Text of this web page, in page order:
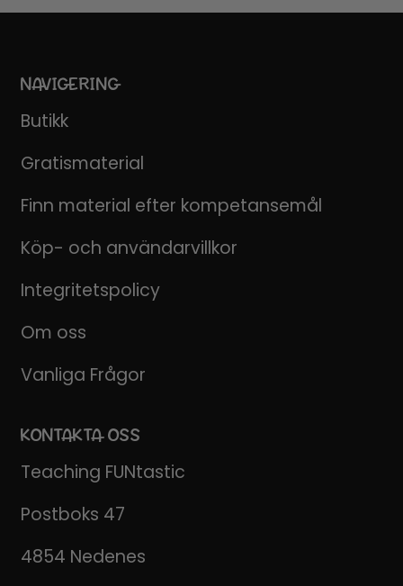
NAVIGERING
Butikk
Gratismaterial
Finn material efter kompetansemål
Köp- och användarvillkor
Integritetspolicy
Om oss
Vanliga Frågor
KONTAKTA OSS
Teaching FUNtastic
Postboks 47
4854 Nedenes